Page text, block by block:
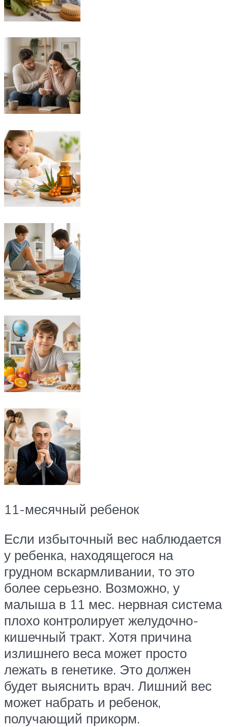
11-месячный ребенок
Если избыточный вес наблюдается
у ребенка, находящегося на
грудном вскармливании, то это
более серьезно. Возможно, у
малыша в 11 мес. нервная система
плохо контролирует желудочно-
кишечный тракт. Хотя причина
излишнего веса может просто
лежать в генетике. Это должен
будет выяснить врач. Лишний вес
может набрать и ребенок,
получающий прикорм.